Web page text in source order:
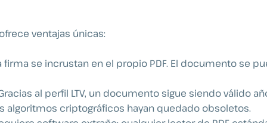
ventajas únicas:
firma se incrustan en el propio PDF. El documento se
al perfil LTV, un documento sigue siendo válido
algoritmos criptográficos hayan quedado obsoletos.